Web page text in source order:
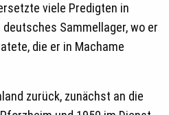
viele Predigten in
Sammellager, wo er
die er in Machame
zurück, zunächst an die